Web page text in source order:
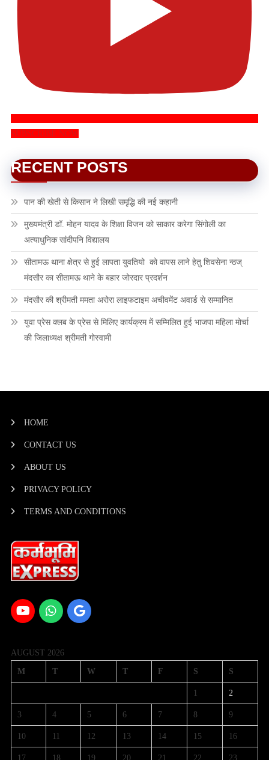
SUBSCRIBE NOW
RECENT POSTS
पान की खेती से किसान ने लिखी समृद्धि की नई कहानी
मुख्यमंत्री डॉ. मोहन यादव के शिक्षा विजन को साकार करेगा सिंगोली का
अत्याधुनिक सांदीपनि विद्यालय
सीतामऊ थाना क्षेत्र से हुई लापता युवतियो को वापस लाने हेतु शिवसेना न्ठज्
मंदसौर का सीतामऊ थाने के बहार जोरदार प्रदर्शन
मंदसौर की श्रीमती ममता अरोरा लाइफटाइम अचीवमेंट अवार्ड से सम्मानित
युवा प्रेस क्लब के प्रेस से मिलिए कार्यक्रम में सम्मिलित हुई भाजपा महिला मोर्चा
की जिलाध्यक्ष श्रीमती गोस्वामी
HOME
CONTACT US
ABOUT US
PRIVACY POLICY
TERMS AND CONDITIONS
AUGUST 2026
M T W T F S S
1 2
3 4 5 6 7 8 9
10 11 12 13 14 15 16
17 18 19 20 21 22 23